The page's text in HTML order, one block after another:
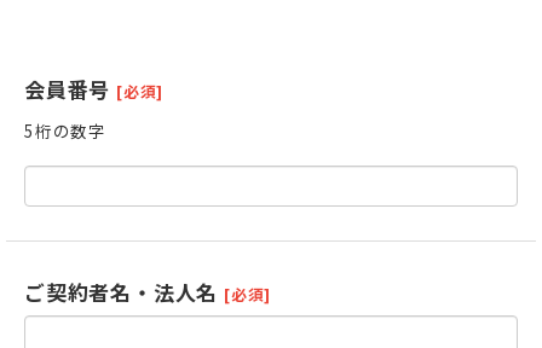
会員番号 [必須]
5桁の数字
ご契約者名・法人名 [必須]